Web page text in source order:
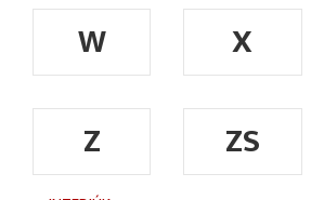
W
X
Z
ZS